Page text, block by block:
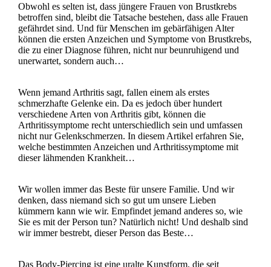
Obwohl es selten ist, dass jüngere Frauen von Brustkrebs
betroffen sind, bleibt die Tatsache bestehen, dass alle Frauen
gefährdet sind. Und für Menschen im gebärfähigen Alter
können die ersten Anzeichen und Symptome von Brustkrebs,
die zu einer Diagnose führen, nicht nur beunruhigend und
unerwartet, sondern auch…
Wenn jemand Arthritis sagt, fallen einem als erstes
schmerzhafte Gelenke ein. Da es jedoch über hundert
verschiedene Arten von Arthritis gibt, können die
Arthritissymptome recht unterschiedlich sein und umfassen
nicht nur Gelenkschmerzen. In diesem Artikel erfahren Sie,
welche bestimmten Anzeichen und Arthritissymptome mit
dieser lähmenden Krankheit…
Wir wollen immer das Beste für unsere Familie. Und wir
denken, dass niemand sich so gut um unsere Lieben
kümmern kann wie wir. Empfindet jemand anderes so, wie
Sie es mit der Person tun? Natürlich nicht! Und deshalb sind
wir immer bestrebt, dieser Person das Beste…
Das Body-Piercing ist eine uralte Kunstform, die seit